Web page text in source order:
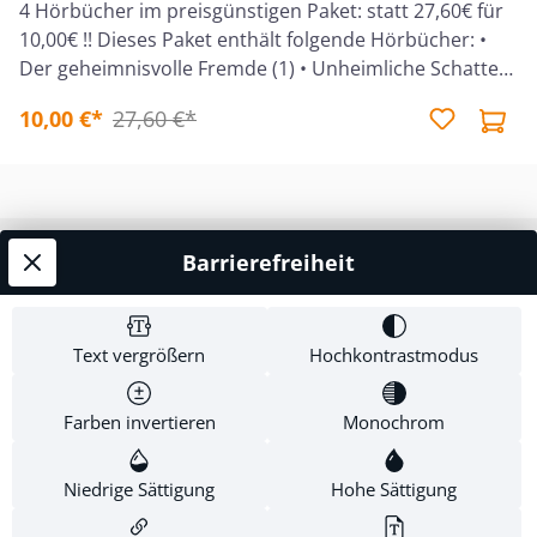
4 Hörbücher im preisgünstigen Paket: statt 27,60€ für
10,00€ !! Dieses Paket enthält folgende Hörbücher: •
Der geheimnisvolle Fremde (1) • Unheimliche Schatten
Fluss (5) Ein Hörbuch für Jungen und Mädchen ab 9
Bolik. 4 MP3-CDs im Jewelcase, Hörbücher, Gesamt-
Laufzeit: 23:51 Stunden.
10,00 €* 27,60 €*
Service-Hotline
Shop Service
Informationen
Newsletter
Text vergrößern Hochkontrastmodus
Farben invertieren Monochrom
Niedrige Sättigung Hohe Sättigung
Barrierefreiheit